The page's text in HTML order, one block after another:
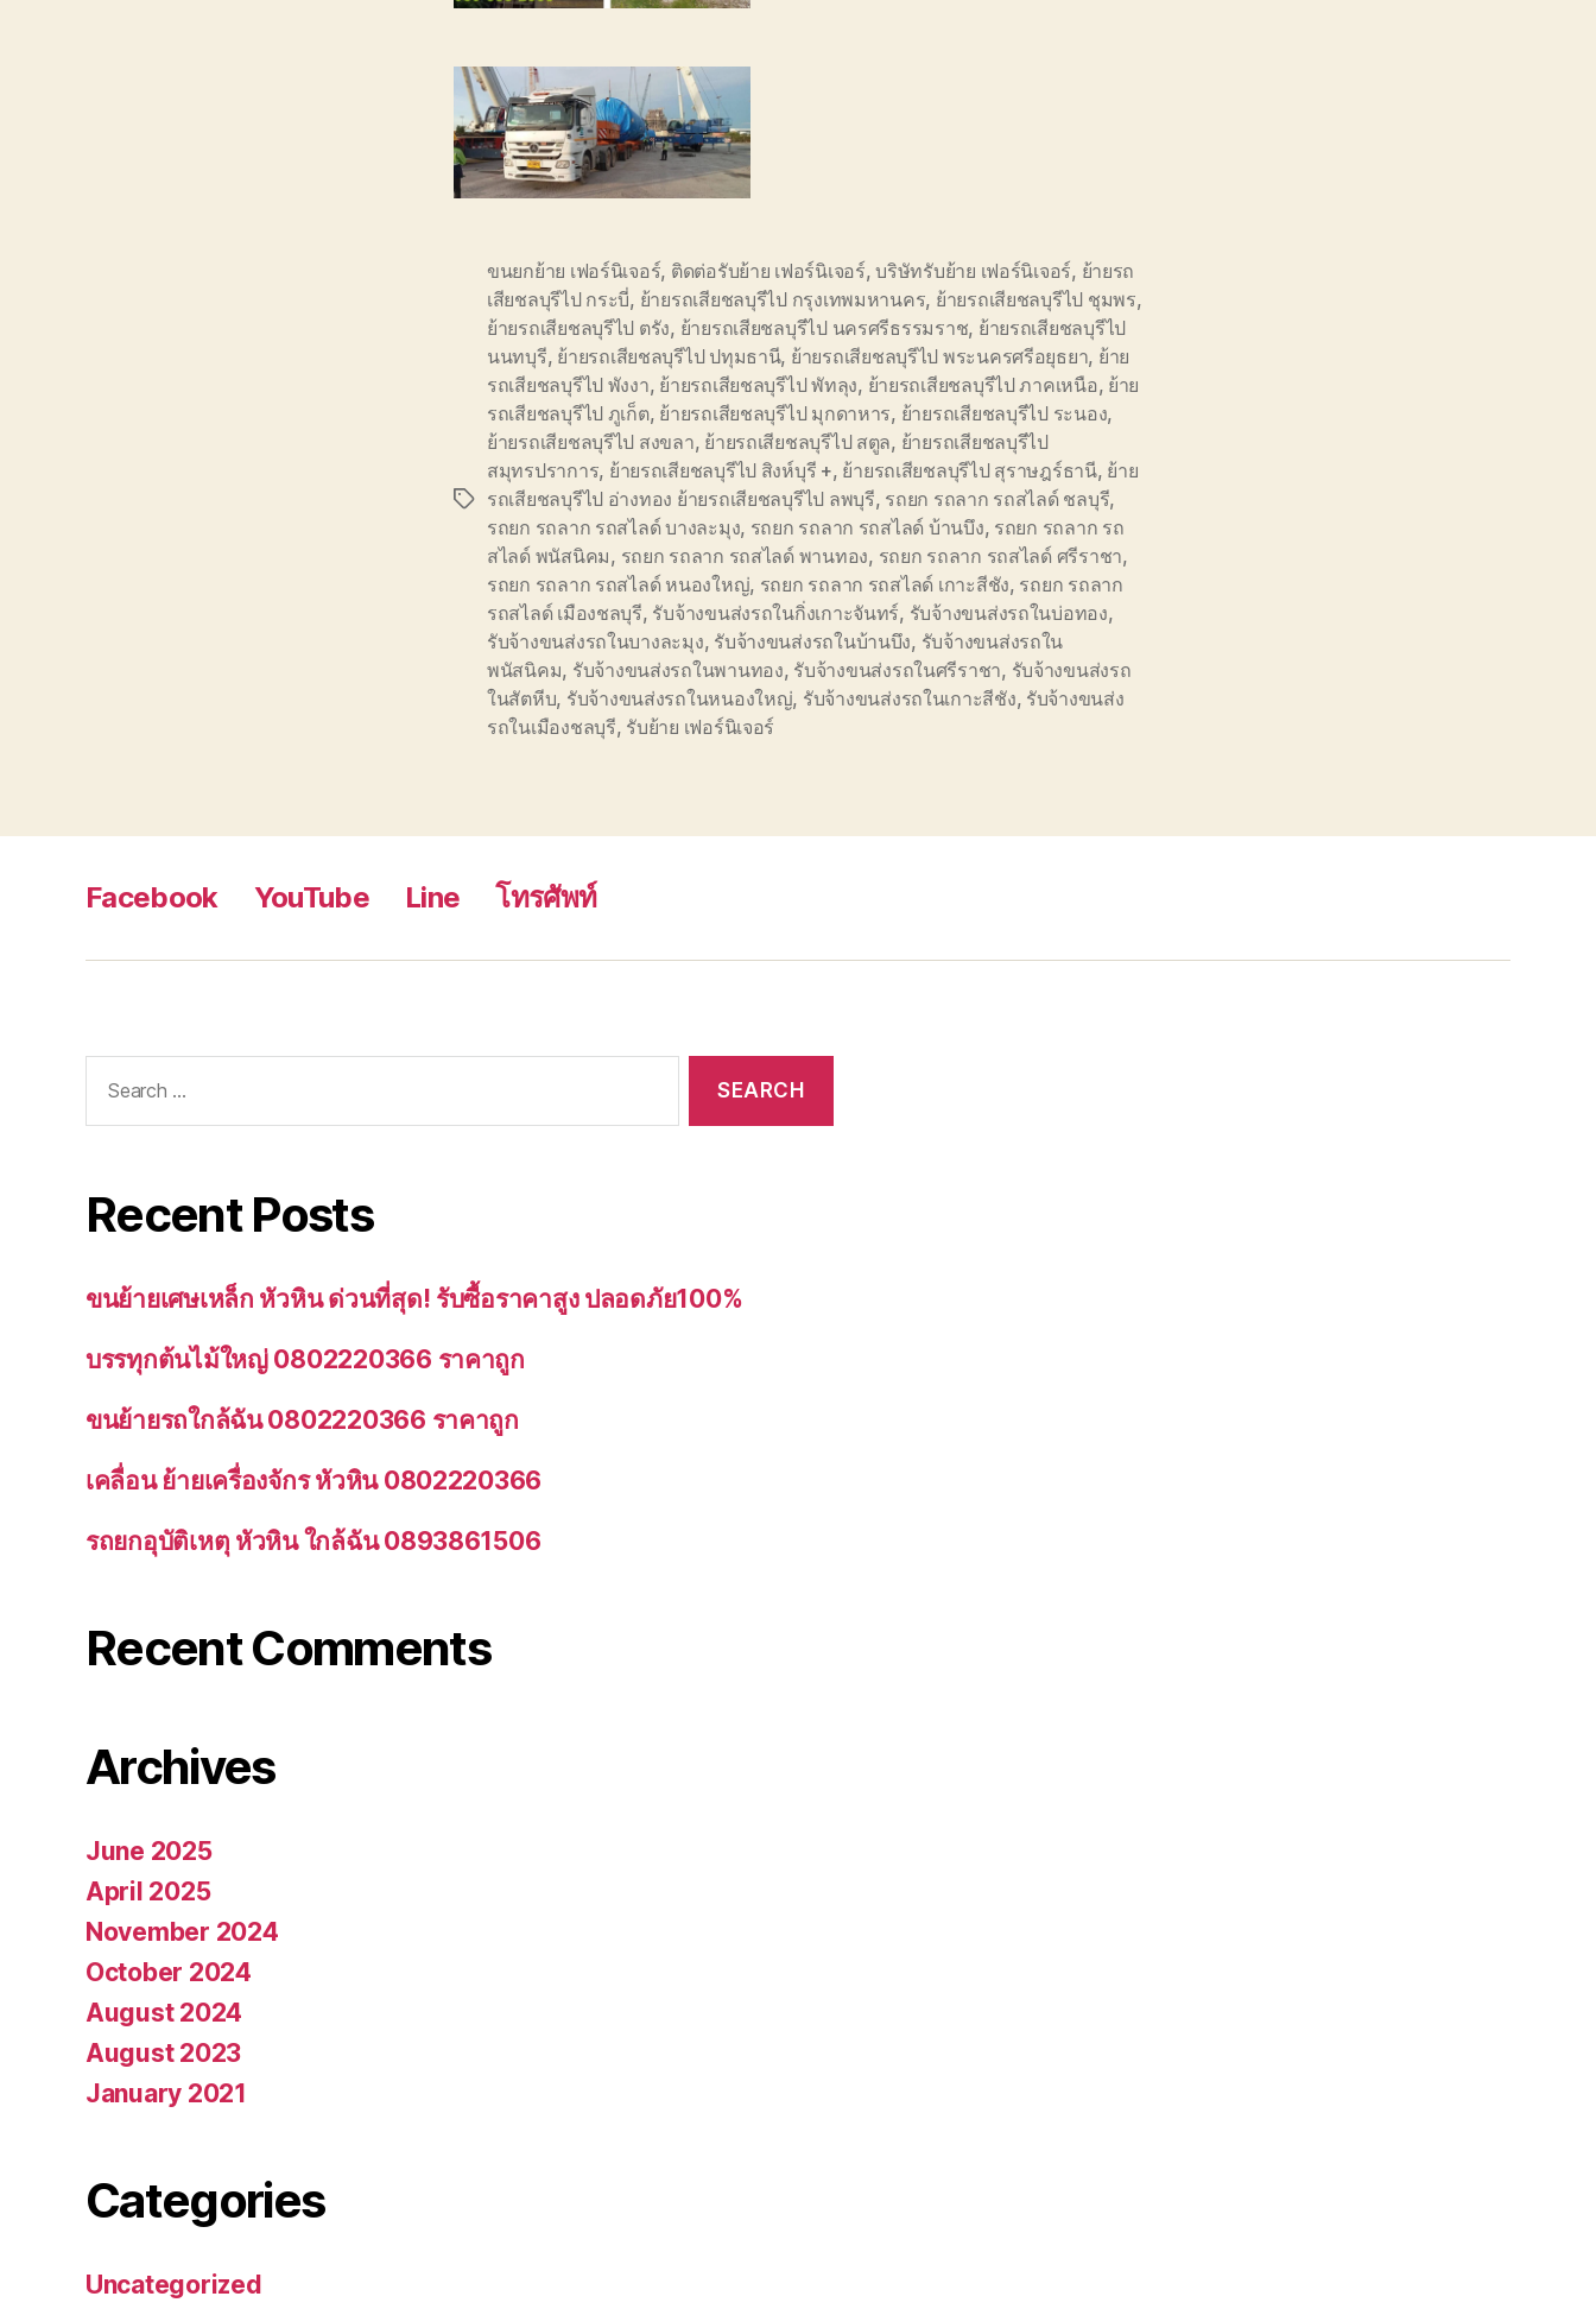
Tags
ขนยกย้าย เฟอร์นิเจอร์, ติดต่อรับย้าย เฟอร์นิเจอร์,บริษัทรับย้าย เฟอร์นิเจอร์, ย้ายรถ
เสียชลบุรีไป กระบี่, ย้ายรถเสียชลบุรีไป กรุงเทพมหานคร, ย้ายรถเสียชลบุรีไป ชุมพร,
ย้ายรถเสียชลบุรีไป ตรัง, ย้ายรถเสียชลบุรีไป นครศรีธรรมราช, ย้ายรถเสียชลบุรีไป
นนทบุรี, ย้ายรถเสียชลบุรีไป ปทุมธานี, ย้ายรถเสียชลบุรีไป พระนครศรีอยุธยา, ย้าย
รถเสียชลบุรีไป พังงา, ย้ายรถเสียชลบุรีไป พัทลุง, ย้ายรถเสียชลบุรีไป ภาคเหนือ, ย้าย
รถเสียชลบุรีไป ภูเก็ต, ย้ายรถเสียชลบุรีไป มุกดาหาร, ย้ายรถเสียชลบุรีไป ระนอง,
ย้ายรถเสียชลบุรีไป สงขลา, ย้ายรถเสียชลบุรีไป สตูล, ย้ายรถเสียชลบุรีไป
สมุทรปราการ, ย้ายรถเสียชลบุรีไป สิงห์บุรี +, ย้ายรถเสียชลบุรีไป สุราษฎร์ธานี, ย้าย
รถเสียชลบุรีไป อ่างทอง ย้ายรถเสียชลบุรีไป ลพบุรี, รถยก รถลาก รถสไลด์ ชลบุรี,
รถยก รถลาก รถสไลด์ บางละมุง, รถยก รถลาก รถสไลด์ บ้านบึง, รถยก รถลาก รถ
สไลด์ พนัสนิคม, รถยก รถลาก รถสไลด์ พานทอง, รถยก รถลาก รถสไลด์ ศรีราชา,
รถยก รถลาก รถสไลด์ หนองใหญ่, รถยก รถลาก รถสไลด์ เกาะสีชัง, รถยก รถลาก
รถสไลด์ เมืองชลบุรี, รับจ้างขนส่งรถในกิ่งเกาะจันทร์, รับจ้างขนส่งรถในบ่อทอง,
รับจ้างขนส่งรถในบางละมุง, รับจ้างขนส่งรถในบ้านบึง, รับจ้างขนส่งรถใน
พนัสนิคม, รับจ้างขนส่งรถในพานทอง, รับจ้างขนส่งรถในศรีราชา, รับจ้างขนส่งรถ
ในสัตหีบ, รับจ้างขนส่งรถในหนองใหญ่, รับจ้างขนส่งรถในเกาะสีชัง, รับจ้างขนส่ง
รถในเมืองชลบุรี, รับย้าย เฟอร์นิเจอร์
Facebook YouTube Line โทรศัพท์
for:
Recent Posts
ขนย้ายเศษเหล็ก หัวหิน ด่วนที่สุด! รับซื้อราคาสูง ปลอดภัย100%
บรรทุกต้นไม้ใหญ่ 0802220366 ราคาถูก
ขนย้ายรถใกล้ฉัน 0802220366 ราคาถูก
เคลื่อน ย้ายเครื่องจักร หัวหิน 0802220366
รถยกอุบัติเหตุ หัวหิน ใกล้ฉัน 0893861506
Recent Comments
Archives
June 2025
April 2025
November 2024
October 2024
August 2024
August 2023
January 2021
Categories
Uncategorized